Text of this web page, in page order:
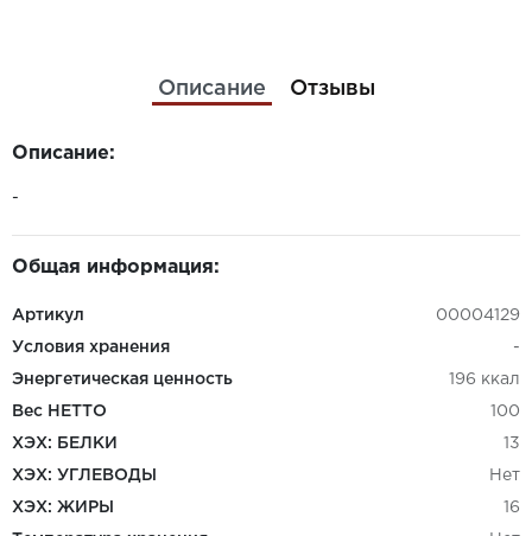
Описание Отзывы
Описание:
-
Общая информация:
Артикул 00004129
Условия хранения -
Энергетическая ценность 196 ккал
Вес НЕТТО 100
ХЭХ: БЕЛКИ 13
ХЭХ: УГЛЕВОДЫ Нет
ХЭХ: ЖИРЫ 16